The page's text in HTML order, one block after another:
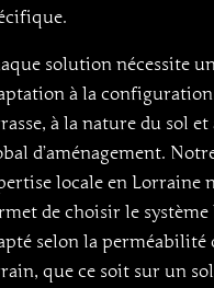
solution nécessite
à la configuration
à la nature du sol
d’aménagement.
locale en Lorraine
de choisir le
selon la perméabilité
que ce soit sur un